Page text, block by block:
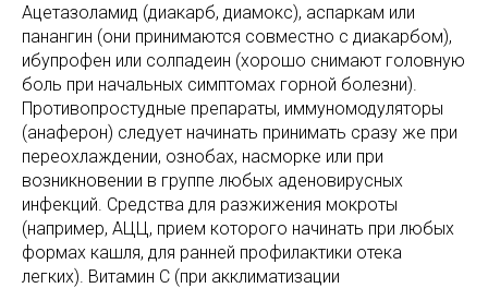
Ацетазоламид (диакарб, диамокс), аспаркам или
панангин (они принимаются совместно с диакарбом),
ибупрофен или солпадеин (хорошо снимают головную
боль при начальных симптомах горной болезни).
Противопростудные препараты, иммуномодуляторы
(анаферон) следует начинать принимать сразу же при
переохлаждении, ознобах, насморке или при
возникновении в группе любых аденовирусных
инфекций. Средства для разжижения мокроты
(например, АЦЦ, прием которого начинать при любых
формах кашля, для ранней профилактики отека
легких). Витамин С (при акклиматизации